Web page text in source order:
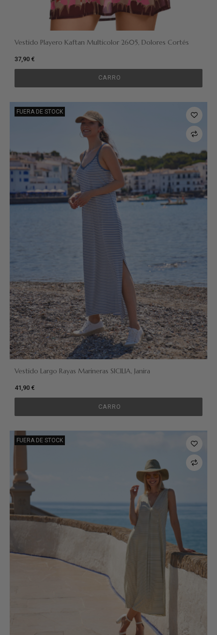
Vestido Playero Kaftan Multicolor 2605, Dolores Cortés
37,90 €
CARRO
FUERA DE STOCK
Vestido Largo Rayas Marineras SICILIA, Janira
41,90 €
CARRO
FUERA DE STOCK